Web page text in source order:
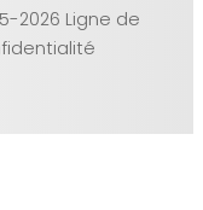
2026 Ligne de